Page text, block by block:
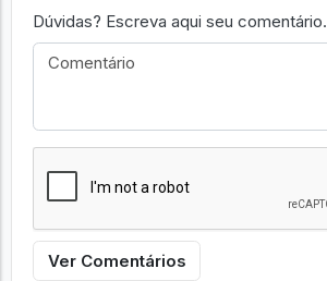
Dúvidas? Escreva aqui seu comentário.
Ver Comentários